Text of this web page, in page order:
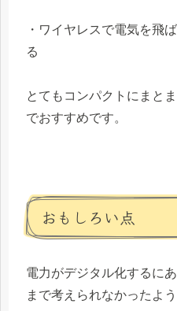
・ワイヤレスで電気を飛
る
とてもコンパクトにまと
でおすすめです。
おもしろい点
電力がデジタル化するに
まで考えられなかったよ